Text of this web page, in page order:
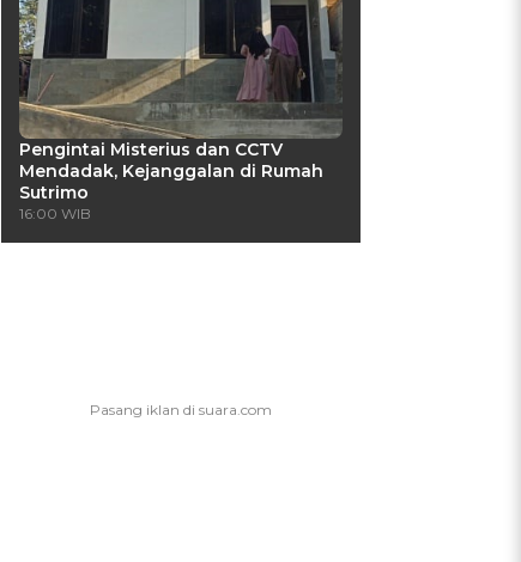
Pengintai Misterius dan CCTV
Mendadak, Kejanggalan di Rumah
Sutrimo
16:00 WIB